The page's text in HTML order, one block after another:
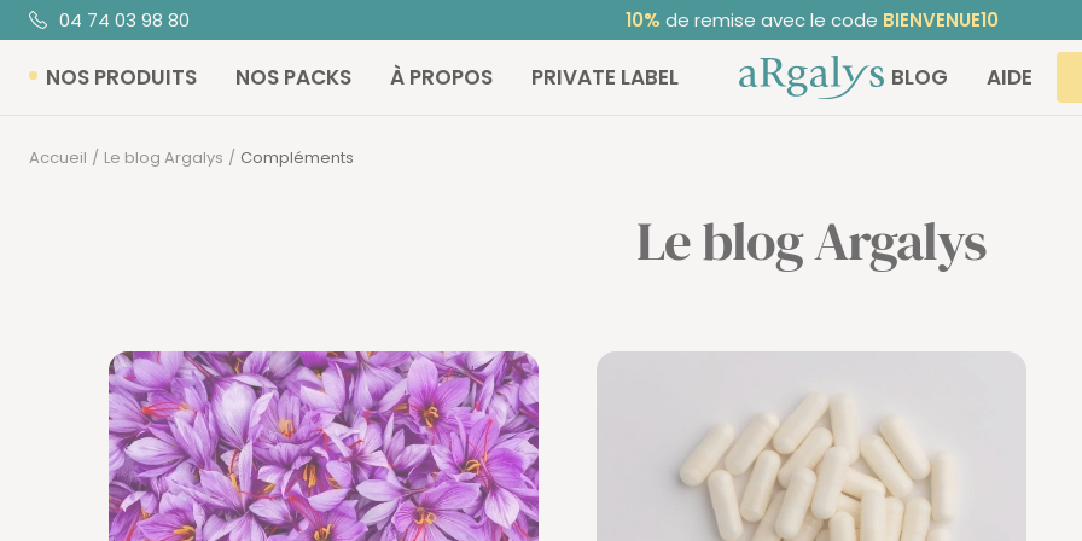
Passer
au
contenu
04 74 03 98 80 Noté 4,68/5 sur TrustedShops ⭐ | +30 000 clients satisfaits
NOS PRODUITS NOS PACKS À PROPOS PRIVATE LABEL ARGALYS BLOG AIDE
Accueil Le blog Argalys Compléments
Le blog Argalys